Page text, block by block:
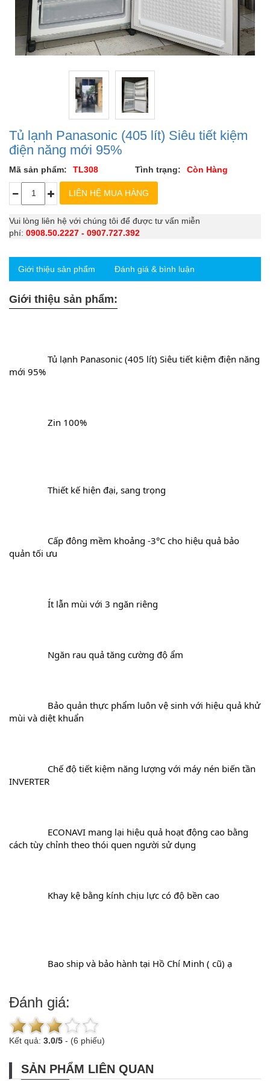
Tủ lạnh Panasonic (405 lít) Siêu tiết kiệm
điện năng mới 95%
Mã sản phẩm: TL308 Tình trạng: Còn Hàng
Vui lòng liên hệ với chúng tôi để được tư vấn miễn
phí: 0908.50.2227 - 0907.727.392
Giới thiệu sản phẩm Đánh giá & bình luận
Giới thiệu sản phẩm:
mới 95%
		Zin 100%
Thiết kế hiện đại, sang trọng
quản tối ưu
		Ít lẫn mùi với 3 ngăn riêng
		Ngăn rau quả tăng cường độ ẩm
mùi và diệt khuẩn
INVERTER
cách tùy chỉnh theo thói quen người sử dụng
		Khay kệ bằng kính chịu lực có độ bền cao
		Bao ship và bảo hành tại Hồ Chí Minh ( cũ) ạ
Đánh giá:
Kết quả: 3.0/5 - (6 phiếu)
SẢN PHẨM LIÊN QUAN